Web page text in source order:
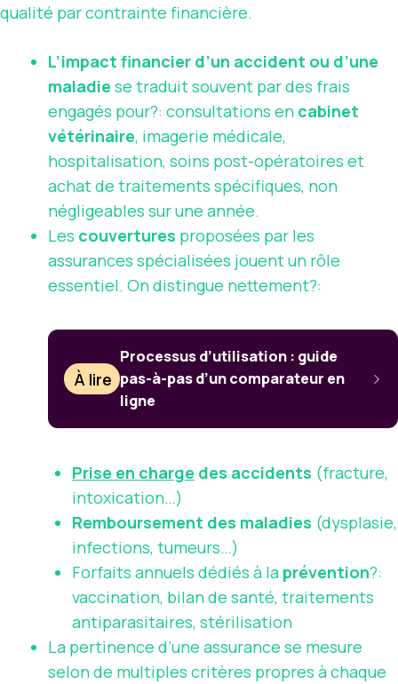
qualité par contrainte financière.
L’impact financier d’un accident ou d’une
maladie se traduit souvent par des frais
engagés pour?: consultations en cabinet
vétérinaire, imagerie médicale,
hospitalisation, soins post-opératoires et
achat de traitements spécifiques, non
négligeables sur une année.
Les couvertures proposées par les
assurances spécialisées jouent un rôle
essentiel. On distingue nettement?:
À lire
Processus d’utilisation : guide
pas-à-pas d’un comparateur en
ligne
Prise en charge des accidents (fracture,
intoxication…)
Remboursement des maladies (dysplasie,
infections, tumeurs…)
Forfaits annuels dédiés à la prévention?:
vaccination, bilan de santé, traitements
antiparasitaires, stérilisation
La pertinence d’une assurance se mesure
selon de multiples critères propres à chaque